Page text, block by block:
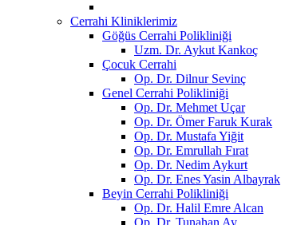
Cerrahi Kliniklerimiz
Göğüs Cerrahi Polikliniği
Uzm. Dr. Aykut Kankoç
Çocuk Cerrahi
Op. Dr. Dilnur Sevinç
Genel Cerrahi Polikliniği
Op. Dr. Mehmet Uçar
Op. Dr. Ömer Faruk Kurak
Op. Dr. Mustafa Yiğit
Op. Dr. Emrullah Fırat
Op. Dr. Nedim Aykurt
Op. Dr. Enes Yasin Albayrak
Beyin Cerrahi Polikliniği
Op. Dr. Halil Emre Alcan
Op. Dr. Tunahan Ay